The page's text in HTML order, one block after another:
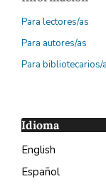
Para lectores/as
Para autores/as
Para bibliotecarios/
Idioma
English
Español